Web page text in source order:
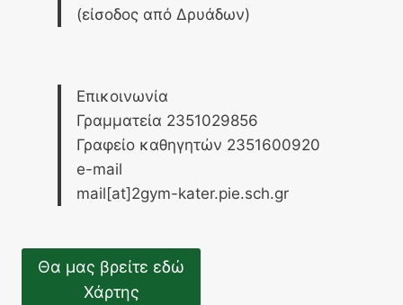
(είσοδος από Δρυάδων)
Επικοινωνία
Γραμματεία 2351029856
Γραφείο καθηγητών 2351600920
e-mail
mail[at]2gym-kater.pie.sch.gr
Θα μας βρείτε εδώ
Χάρτης